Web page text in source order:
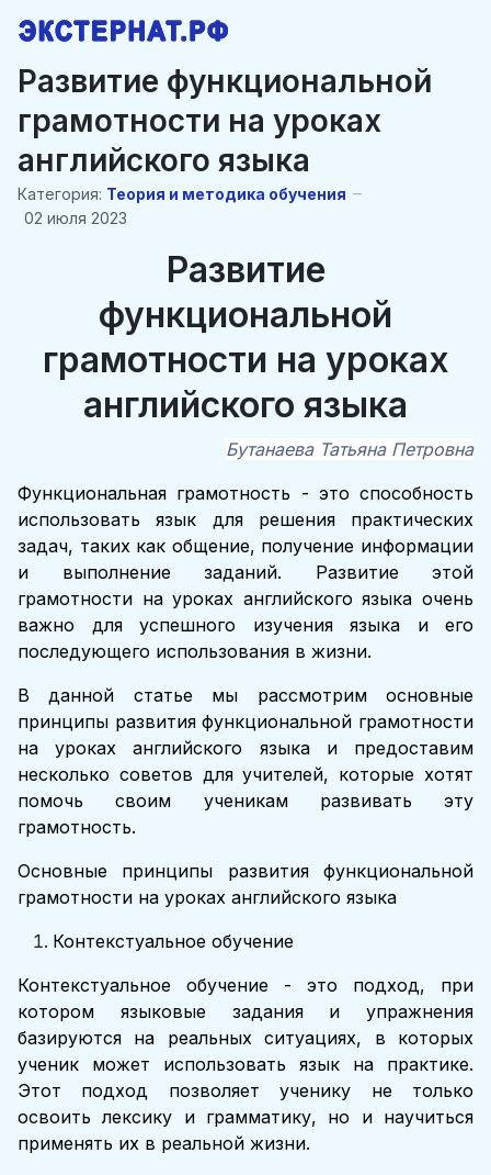
Развитие функциональной
грамотности на уроках
английского языка
Категория: Теория и методика обучения
02 июля 2023
Развитие
функциональной
грамотности на уроках
английского языка
Бутанаева Татьяна Петровна
Функциональная грамотность - это способность
использовать язык для решения практических
задач, таких как общение, получение информации
и выполнение заданий. Развитие этой
грамотности на уроках английского языка очень
важно для успешного изучения языка и его
последующего использования в жизни.
В данной статье мы рассмотрим основные
принципы развития функциональной грамотности
на уроках английского языка и предоставим
несколько советов для учителей, которые хотят
помочь своим ученикам развивать эту
грамотность.
Основные принципы развития функциональной
грамотности на уроках английского языка
Контекстуальное обучение
Контекстуальное обучение - это подход, при
котором языковые задания и упражнения
базируются на реальных ситуациях, в которых
ученик может использовать язык на практике.
Этот подход позволяет ученику не только
освоить лексику и грамматику, но и научиться
применять их в реальной жизни.